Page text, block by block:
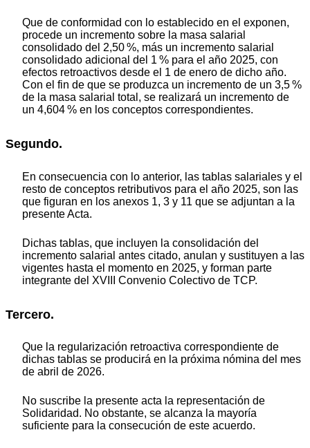
Que de conformidad con lo establecido en el exponen,
procede un incremento sobre la masa salarial
consolidado del 2,50 %, más un incremento salarial
consolidado adicional del 1 % para el año 2025, con
efectos retroactivos desde el 1 de enero de dicho año.
Con el fin de que se produzca un incremento de un 3,5 %
de la masa salarial total, se realizará un incremento de
un 4,604 % en los conceptos correspondientes.
Segundo.
En consecuencia con lo anterior, las tablas salariales y el
resto de conceptos retributivos para el año 2025, son las
que figuran en los anexos 1, 3 y 11 que se adjuntan a la
presente Acta.
Dichas tablas, que incluyen la consolidación del
incremento salarial antes citado, anulan y sustituyen a las
vigentes hasta el momento en 2025, y forman parte
integrante del XVIII Convenio Colectivo de TCP.
Tercero.
Que la regularización retroactiva correspondiente de
dichas tablas se producirá en la próxima nómina del mes
de abril de 2026.
No suscribe la presente acta la representación de
Solidaridad. No obstante, se alcanza la mayoría
suficiente para la consecución de este acuerdo.